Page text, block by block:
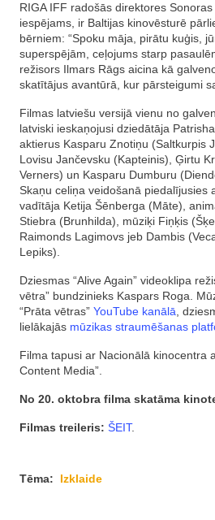
RIGA IFF radošās direktores
iespējams, ir Baltijas kinovēsturē
bērniem: “Spoku māja, pirātu kuģis,
superspējām, ceļojums starp
režisors Ilmars Rāgs aicina kā
skatītājus avantūrā, kur pārsteigumi
Filmas latviešu versijā vienu no
latviski ieskaņojusi dziedātāja
aktierus Kasparu Znotiņu (Saltkurpis
Lovisu Jančevsku (Kapteinis), Ģirtu
Verners) un Kasparu Dumburu
Skaņu celiņa veidošanā piedalījusies
vadītāja Ketija Šēnberga (Māte),
Stiebra (Brunhilda), mūziķi Fiņķis
Raimonds Lagimovs jeb Dambis
Lepiks).
Dziesmas “Alive Again” videoklipa
vētra” bundzinieks Kaspars Roga.
“Prāta vētras” YouTube kanālā ,
lielākajās mūzikas straumēšanas
Filma tapusi ar Nacionālā kinocentra
Content Media”.
No 20. oktobra filma skatāma
Filmas treileris: ŠEIT.
Tēma: Izklaide